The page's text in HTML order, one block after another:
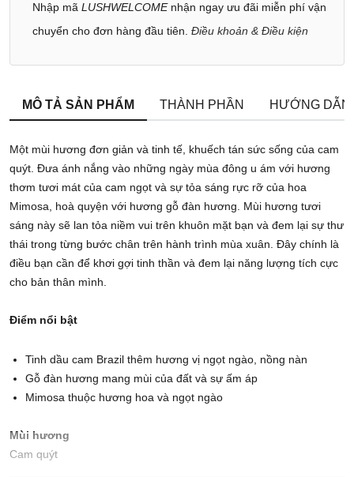
Nhập mã LUSHWELCOMEnhận ngay ưu đãi miễn phí vận
chuyển cho đơn hàng đầu tiên. Điều khoản & Điều kiện
MÔ TẢ SẢN PHẨM THÀNH PHẦN HƯỚNG
Một mùi hương đơn giản và tinh tế, khuếch tán sức sống của cam
quýt. Đưa ánh nắng vào những ngày mùa đông u ám với hương
thơm tươi mát của cam ngọt và sự tỏa sáng rực rỡ của hoa
Mimosa, hoà quyện với hương gỗ đàn hương. Mùi hương tươi
sáng này sẽ lan tỏa niềm vui trên khuôn mặt bạn và đem lại sự thư
thái trong từng bước chân trên hành trình mùa xuân. Đây chính là
điều bạn cần để khơi gợi tinh thần và đem lại năng lượng tích cực
cho bản thân mình.
Điểm nổi bật
Tinh dầu cam Brazil thêm hương vị ngọt ngào, nồng nàn
Gỗ đàn hương mang mùi của đất và sự ấm áp
Mimosa thuộc hương hoa và ngọt ngào
Mùi hương
Cam quýt